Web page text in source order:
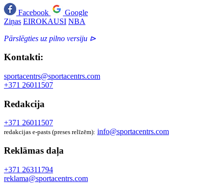
Facebook
Google
Ziņas EIROKAUSI NBA
Pārslēgties uz pilno versiju ⊳
Kontakti:
sportacentrs@sportacentrs.com
+371 26011507
Redakcija
+371 26011507
redakcijas e-pasts (preses relīzēm): info@sportacentrs.com
Reklāmas daļa
+371 26311794
reklama@sportacentrs.com